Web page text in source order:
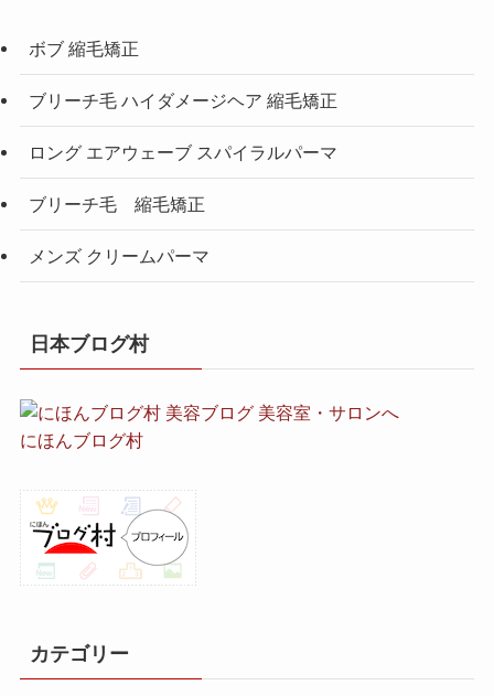
ボブ 縮毛矯正
ブリーチ毛 ハイダメージヘア 縮毛矯正
ロング エアウェーブ スパイラルパーマ
ブリーチ毛 縮毛矯正
メンズ クリームパーマ
日本ブログ村
にほんブログ村
カテゴリー